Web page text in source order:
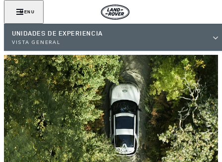
MENU
UNIDADES DE EXPERIENCIA
VISTA GENERAL